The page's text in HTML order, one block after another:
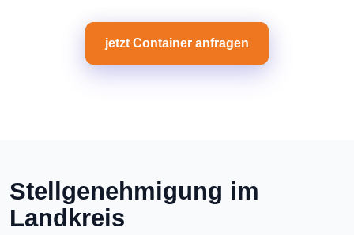
jetzt Container anfragen
Stellgenehmigung im
Landkreis